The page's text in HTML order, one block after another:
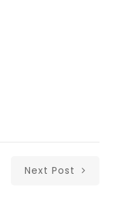
Next Post